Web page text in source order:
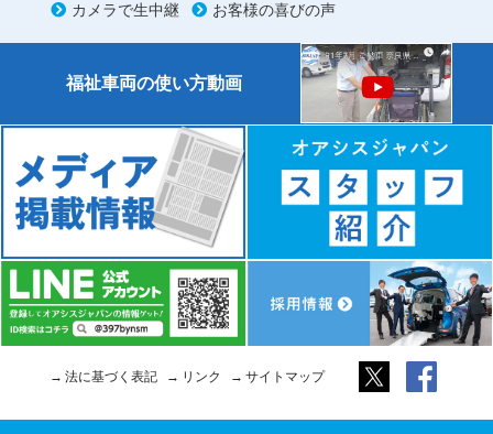
カメラで生中継
お客様の喜びの声
福祉車両の使い方動画
法に基づく表記 リンク サイトマップ